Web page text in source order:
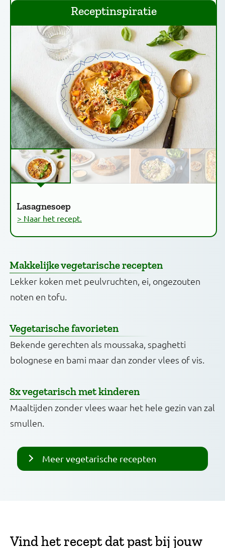
Receptinspiratie
Lasagnesoep
> Naar het recept.
Makkelijke vegetarische recepten
Lekker koken met peulvruchten, ei, ongezouten
noten en tofu.
Vegetarische favorieten
Bekende gerechten als moussaka, spaghetti
bolognese en bami maar dan zonder vlees of vis.
8x vegetarisch met kinderen
Maaltijden zonder vlees waar het hele gezin van zal
smullen.
Meer vegetarische recepten
Vind het recept dat past bij jouw